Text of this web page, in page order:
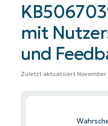
mit
und
Zuletzt aktualisiert November